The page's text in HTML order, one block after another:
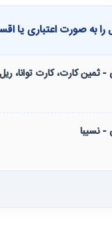
به صورت اعتباری یا
- ثمین کارت، کارت توانا،
- نسیبا